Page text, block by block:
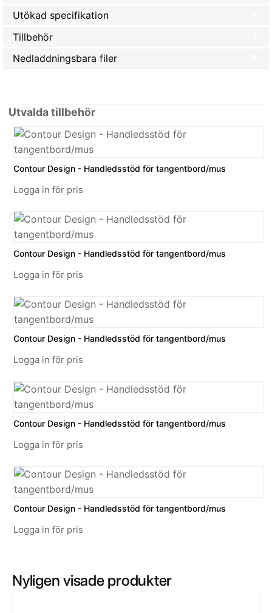
Utökad specifikation
Tillbehör
Nedladdningsbara filer
Utvalda tillbehör
Contour Design - Handledsstöd för tangentbord/mus
Logga in för pris
Contour Design - Handledsstöd för tangentbord/mus
Logga in för pris
Contour Design - Handledsstöd för tangentbord/mus
Logga in för pris
Contour Design - Handledsstöd för tangentbord/mus
Logga in för pris
Contour Design - Handledsstöd för tangentbord/mus
Logga in för pris
Nyligen visade produkter